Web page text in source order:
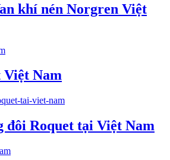
khí nén Norgren Việt
Việt Nam
đôi Roquet tại Việt Nam